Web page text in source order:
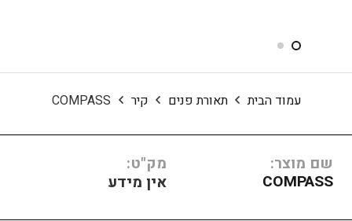
עמוד הבית תאורת פנים קיר COMPASS
שם מוצר:
COMPASS
מק"ט:
אין מידע